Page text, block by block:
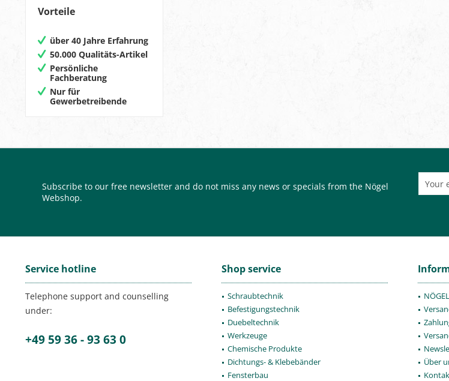
Vorteile
über 40 Jahre Erfahrung
50.000 Qualitäts-Artikel
Persönliche
Fachberatung
Nur für
Gewerbetreibende
Subscribe to our free newsletter and do not miss any news or specials from the Nögel
Webshop.
Service hotline
Telephone support and counselling
under:
+49 59 36 - 93 63 0
Shop service
Schraubtechnik
Befestigungstechnik
Duebeltechnik
Werkzeuge
Chemische Produkte
Dichtungs- & Klebebänder
Fensterbau
Über